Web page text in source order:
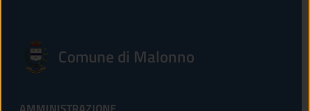
Comune di Malonno